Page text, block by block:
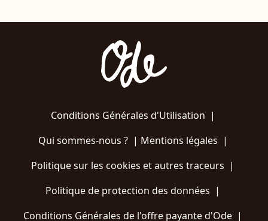
Conditions Générales d'Utilisation |
Qui sommes-nous ?| Mentions légales |
Politique sur les cookies et autres traceurs |
Politique de protection des données |
Conditions Générales de l'offre payante d'Ode |